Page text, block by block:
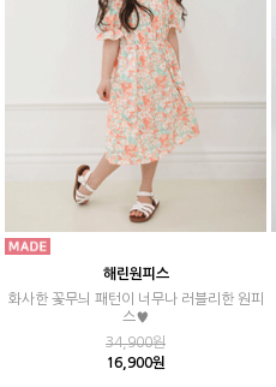
해린원피스
화사한 꽃무늬 패턴이 너무나 러블리한 원피
스♥
34,900원
16,900원